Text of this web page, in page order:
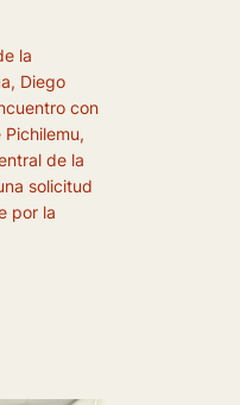
la
Diego
con
de la
solicitud
por la